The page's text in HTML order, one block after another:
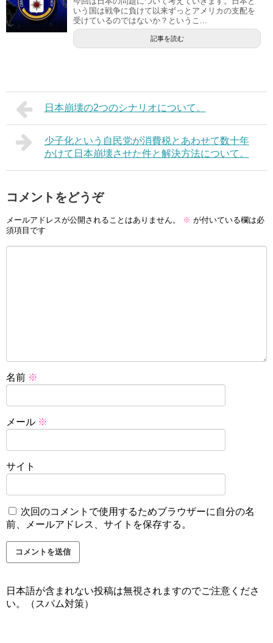
いう国は戦争に負けて以来ずっとアメリカの支配を
受けているのではないか？というこ...
記事を読む
日本崩壊の2つのシナリオについて。
少子化という自民党が消費税とあわせて数十年
かけて日本崩壊させた件と解決方法について。
コメントをどうぞ
メールアドレスが公開されることはありません。 ※ が付いている欄は必
須項目です
名前 ※
メール ※
サイト
次回のコメントで使用するためブラウザーに自分の名
前、メールアドレス、サイトを保存する。
日本語が含まれない投稿は無視されますのでご注意くださ
い。（スパム対策）